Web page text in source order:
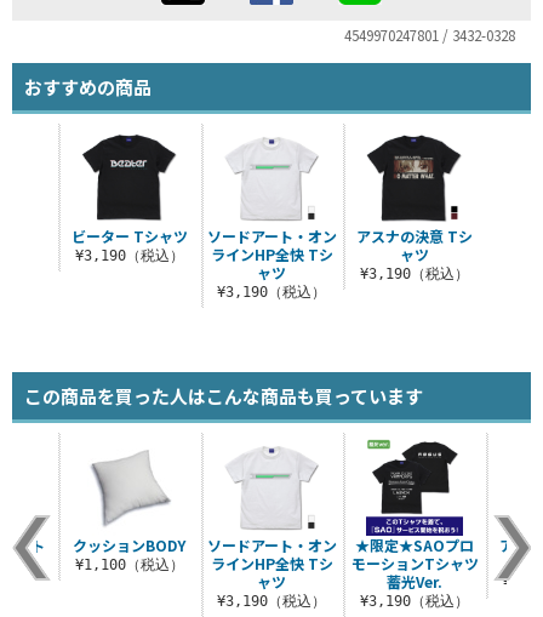
4549970247801 / 3432-0328
おすすめの商品
ソードアート・オン
ラインHP全快 Tシ
ャツ
¥3,190（税込）
アスナの決意 Tシ
ャツ
¥3,190（税込）
ビーター Tシャツ
¥3,190（税込）
この商品を買った人はこんな商品も買っています
ソードアート・オン
ラインHP全快 Tシ
ャツ
¥3,190（税込）
★限定★SAOプロ
モーションTシャツ
蓄光Ver.
¥3,190（税込）
アス
ート
ャツ
込）
クッションBODY
¥1,100（税込）